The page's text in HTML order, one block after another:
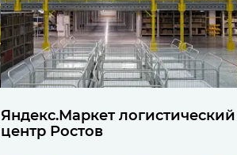
Яндекс.Маркет логистический
центр Ростов